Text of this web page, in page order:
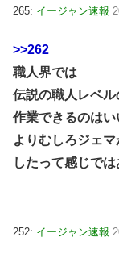
265: イージャン速報
>>262
職人界では
伝説の職人レベ
作業できるのは
よりむしろジェ
したって感じで
252: イージャン速報